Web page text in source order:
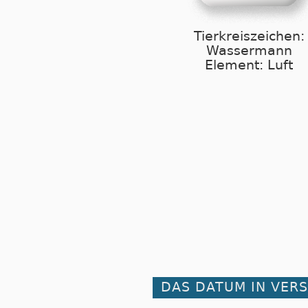
Tierkreiszeichen:
Wassermann
Element: Luft
DAS DATUM IN